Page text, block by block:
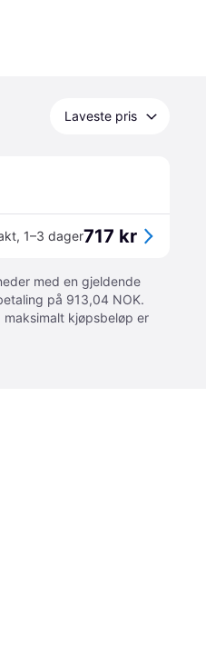
Laveste pris
, 1–3 dager717 kr
med en gjeldende
på 913,04 NOK.
kjøpsbeløp er